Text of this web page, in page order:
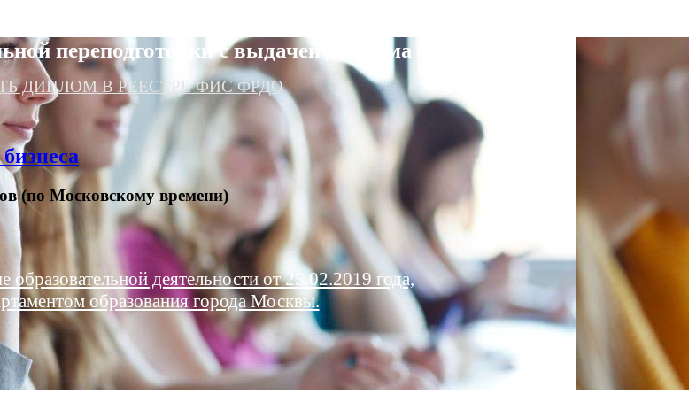
переподготовки с выдачей диплома
ДИПЛОМ В РЕЕСТРЕ ФИС ФРДО
(по Московскому времени)
образовательной деятельности от 25.02.2019 года,
образования города Москвы.